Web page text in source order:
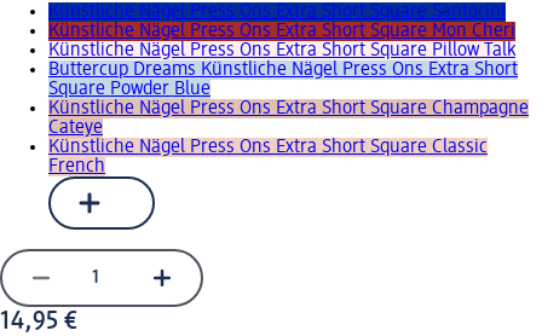
Künstliche Nägel Press Ons Extra Short Square Santorini
Künstliche Nägel Press Ons Extra Short Square Mon Cheri
Künstliche Nägel Press Ons Extra Short Square Pillow Talk
Buttercup Dreams Künstliche Nägel Press Ons Extra Short
Square Powder Blue
Künstliche Nägel Press Ons Extra Short Square Champagne
Cateye
Künstliche Nägel Press Ons Extra Short Square Classic
French
14,95 €